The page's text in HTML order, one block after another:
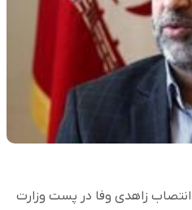
انتصاب زاهدی وفا در پست وزارت